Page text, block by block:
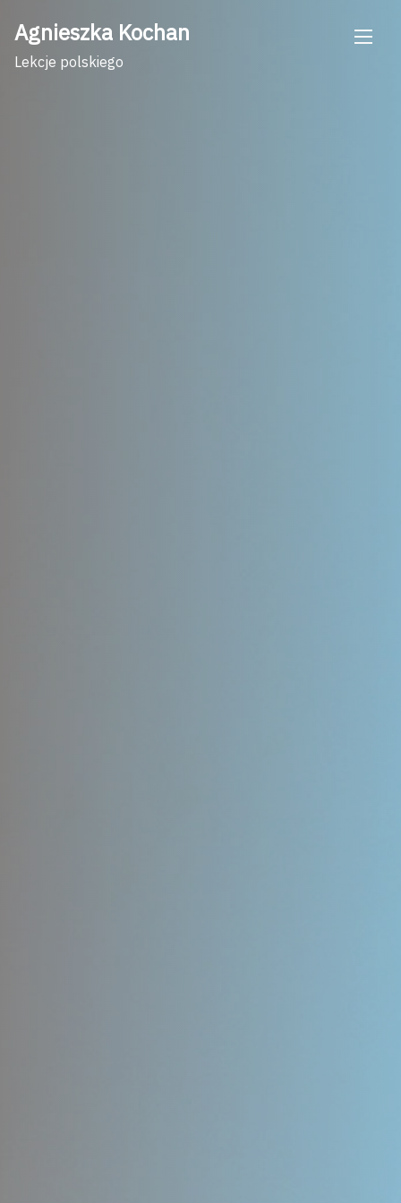
content
Agnieszka Kochan
Lekcje polskiego